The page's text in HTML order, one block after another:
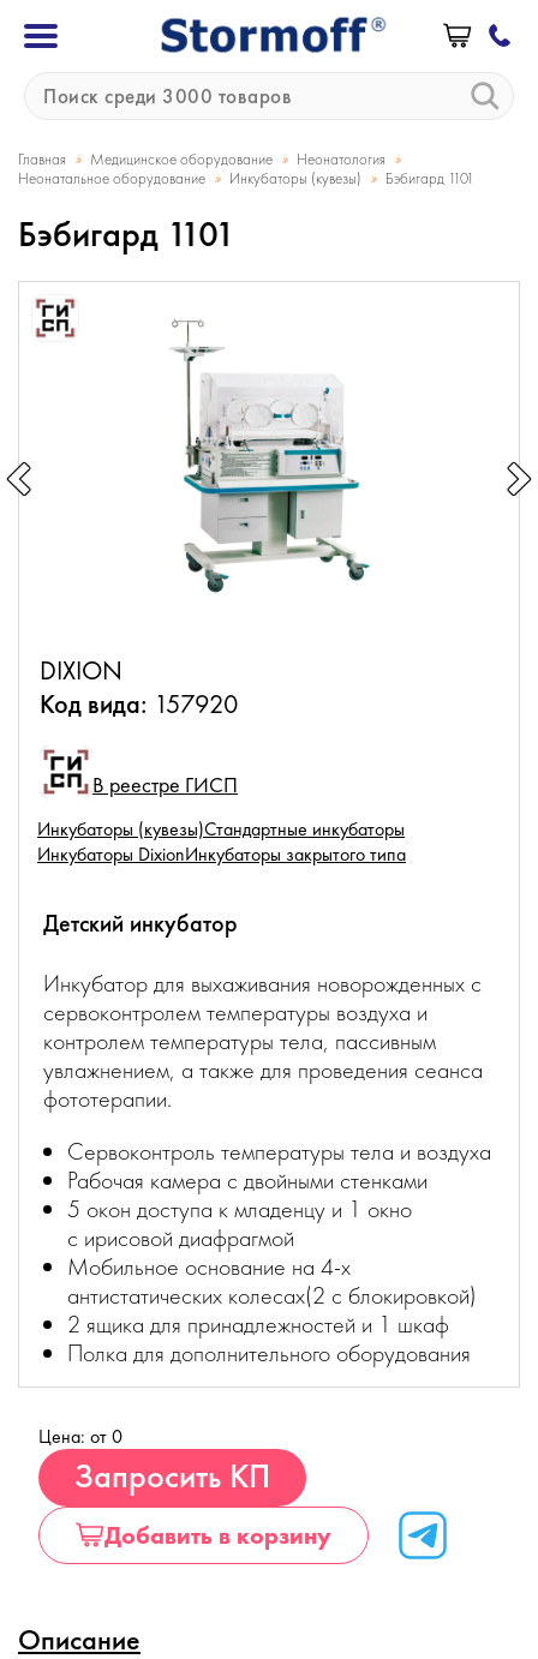
Главная » Медицинское оборудование » Неонатология »
Неонатальное оборудование » Инкубаторы (кувезы) » Бэбигард 1101
Бэбигард 1101
DIXION
Код вида: 157920
В реестре ГИСП
Инкубаторы (кувезы)Стандартные инкубаторы
Инкубаторы DixionИнкубаторы закрытого типа
Детский инкубатор
Инкубатор для выхаживания новорожденных с
сервоконтролем температуры воздуха и
контролем температуры тела, пассивным
увлажнением, а также для проведения сеанса
фототерапии.
Сервоконтроль температуры тела и воздуха
Рабочая камера с двойными стенками
5 окон доступа к младенцу и 1 окно
с ирисовой диафрагмой
Мобильное основание на 4-х
антистатических колесах(2 с блокировкой)
2 ящика для принадлежностей и 1 шкаф
Полка для дополнительного оборудования
Цена: от 0
Запросить КП
Добавить в корзину
Описание